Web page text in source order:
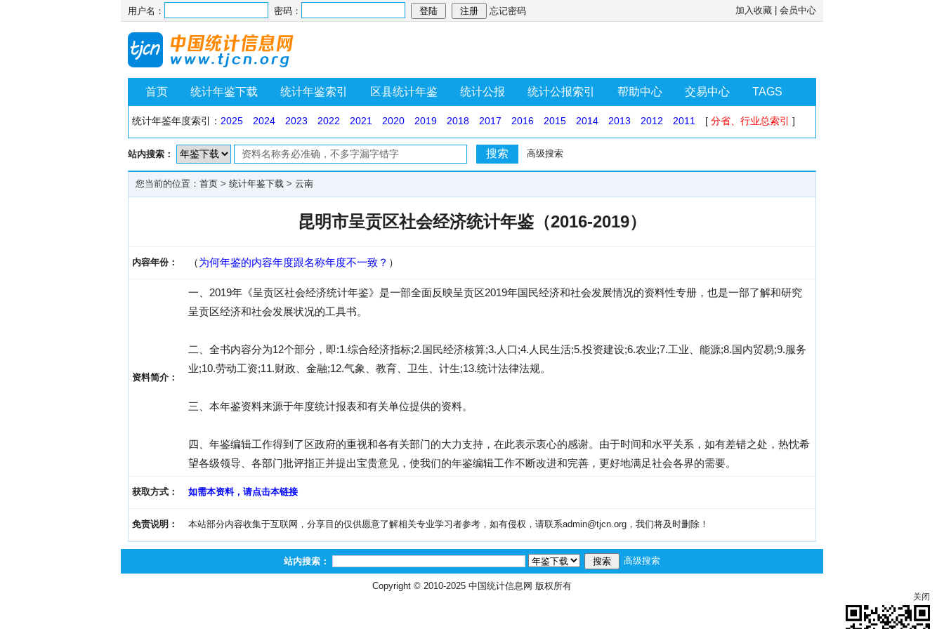
用户名： 密码： 忘记密码 加入收藏 会员中心
首页 统计年鉴下载 统计年鉴索引 区县统计年鉴 统计公报 统计公报索引 帮助中心 交易中心 TAGS
统计年鉴年度索引： 2025 2024 2023 2022 2021 2020 2019 2018 2017 2016 2015 2014 2013 2012 2011 [ 分省、行业总索引 ]
站内搜索： 高级搜索
您当前的位置： 首页 > 统计年鉴下载 > 云南
昆明市呈贡区社会经济统计年鉴（2016-2019）
内容年份： （为何年鉴的内容年度跟名称年度不一致？ ）
资料简介：
一、2019年《呈贡区社会经济统计年鉴》是一部全面反映呈贡区2019年国民经济和社会发展情况的资料性专册，也是一部了解和研究
呈贡区经济和社会发展状况的工具书。
二、全书内容分为12个部分，即:1.综合经济指标;2.国民经济核算;3.人口;4.人民生活;5.投资建设;6.农业;7.工业、能源;8.国内贸易;9.服务
业;10.劳动工资;11.财政、金融;12.气象、教育、卫生、计生;13.统计法律法规。
三、本年鉴资料来源于年度统计报表和有关单位提供的资料。
四、年鉴编辑工作得到了区政府的重视和各有关部门的大力支持，在此表示衷心的感谢。由于时间和水平关系，如有差错之处，热忱希
望各级领导、各部门批评指正并提出宝贵意见，使我们的年鉴编辑工作不断改进和完善，更好地满足社会各界的需要。
获取方式： 如需本资料，请点击本链接
免责说明： 本站部分内容收集于互联网，分享目的仅供愿意了解相关专业学习者参考，如有侵权，请联系admin@tjcn.org，我们将及时删除！
站内搜索： 高级搜索
Copyright © 2010-2025 中国统计信息网 版权所有
关闭